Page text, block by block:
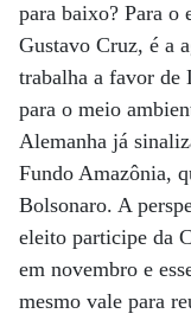
para baixo? Para o
Gustavo Cruz, é a
trabalha a favor de
para o meio
Alemanha já
Fundo Amazônia,
Bolsonaro. A
eleito participe da
em novembro e
mesmo vale para